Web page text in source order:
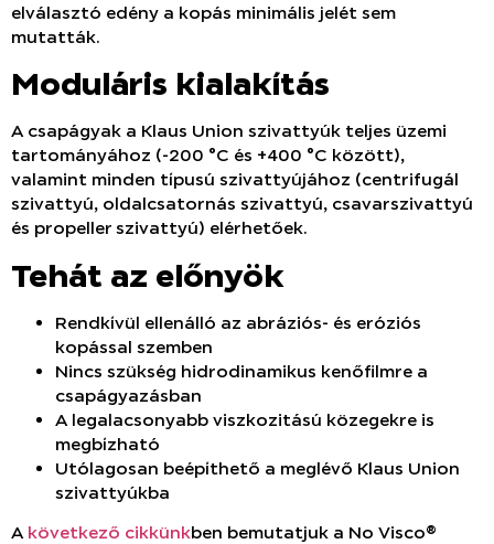
elválasztó edény a kopás minimális jelét sem
mutatták.
Moduláris kialakítás
A csapágyak a Klaus Union szivattyúk teljes üzemi
tartományához (-200 °C és +400 °C között),
valamint minden típusú szivattyújához (centrifugál
szivattyú, oldalcsatornás szivattyú, csavarszivattyú
és propeller szivattyú) elérhetőek.
Tehát az előnyök
Rendkívül ellenálló az abráziós- és eróziós
kopással szemben
Nincs szükség hidrodinamikus kenőfilmre a
csapágyazásban
A legalacsonyabb viszkozitású közegekre is
megbízható
Utólagosan beépíthető a meglévő Klaus Union
szivattyúkba
A következő cikkünkben bemutatjuk a No Visco®